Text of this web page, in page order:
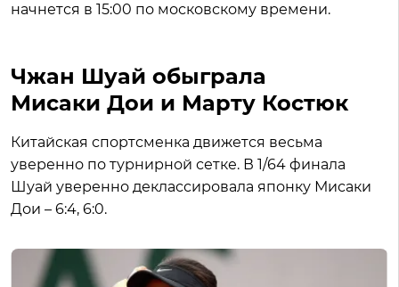
начнется в 15:00 по московскому времени.
Чжан Шуай обыграла
Мисаки Дои и Марту Костюк
Китайская спортсменка движется весьма
уверенно по турнирной сетке. В 1/64 финала
Шуай уверенно деклассировала японку Мисаки
Дои – 6:4, 6:0.